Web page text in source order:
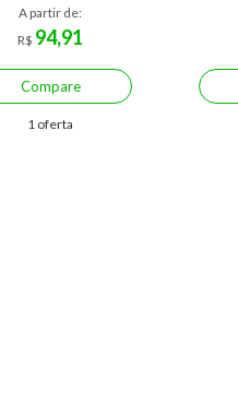
A partir de:
R$ 94,91
Compare
1 oferta